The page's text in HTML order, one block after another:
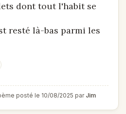
dont tout l'habit se
resté là-bas parmi les
posté le 10/08/2025 par Jim